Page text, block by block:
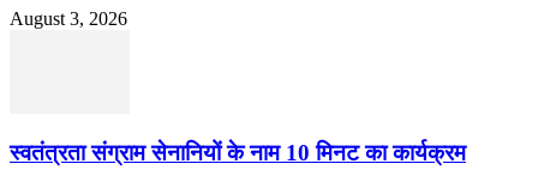
August 3, 2026
स्वतंत्रता संग्राम सेनानियों के नाम 10 मिनट का कार्यक्रम